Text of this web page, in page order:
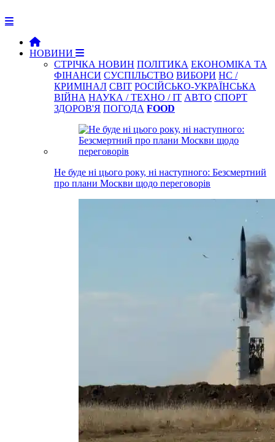
НОВИНИ
СТРІЧКА НОВИН ПОЛІТИКА ЕКОНОМІКА ТА
ФІНАНСИ СУСПІЛЬСТВО ВИБОРИ НС /
КРИМІНАЛ СВІТ РОСІЙСЬКО-УКРАЇНСЬКА
ВІЙНА НАУКА / ТЕХНО / IT АВТО СПОРТ
ЗДОРОВ'Я ПОГОДА FOOD
Не буде ні цього року, ні наступного: Безсмертний
про плани Москви щодо переговорів